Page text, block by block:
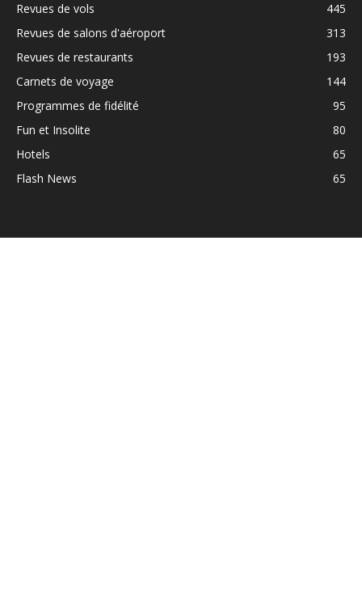
Revues de vols
445
Revues de salons d'aéroport
313
Revues de restaurants
193
Carnets de voyage
144
Programmes de fidélité
95
Fun et Insolite
80
Hotels
65
Flash News
65